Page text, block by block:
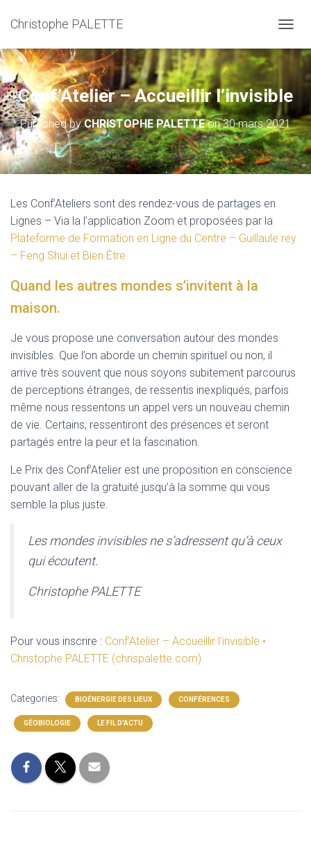
Christophe PALETTE
Conf’Atelier – Accueillir l’invisible
Published byCHRISTOPHE PALETTEon30 mars 2021
Les Conf’Ateliers sont des rendez-vous de partages en
Lignes – Via la l’application Zoom et proposées par la
Plateforme de Formation en Ligne du Centre – Guillaule rey
– Feng Shui et Bien Être
Quand les autres mondes s’invitent à la
maison.
Je vous propose une conversation autour des mondes
invisibles. Que l’on aborde un chemin spirituel ou non, il
arrive très souvent que nous soyons subitement parcourus
de perceptions étranges, de ressentis inexpliqués, parfois
même nous ressentons un appel vers un nouveau chemin
de vie. Certains, ressentiront des présences et seront
partagés entre la peur et la fascination.
Le Prix des Conf’Atelier est une proposition en conscience
pouvant aller de la gratuité jusqu’à la somme qui vous
semble la plus juste.
Les mondes invisibles ne s’adressent qu’à ceux
qui écoutent.
Christophe PALETTE
Pour vous inscrire : Conf’Atelier – Accueillir l’invisible •
Christophe PALETTE (chrispalette.com)
Categories: BIOÉNERGIE DES LIEUX CONFÉRENCES
GÉOBIOLOGIE LE FIL D'ACTU